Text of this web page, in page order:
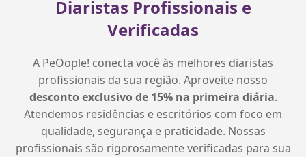
Diaristas Profissionais e
Verificadas
A PeOople! conecta você às melhores diaristas
profissionais da sua região. Aproveite nosso
desconto exclusivo de 15% na primeira diária.
Atendemos residências e escritórios com foco em
qualidade, segurança e praticidade. Nossas
profissionais são rigorosamente verificadas para sua